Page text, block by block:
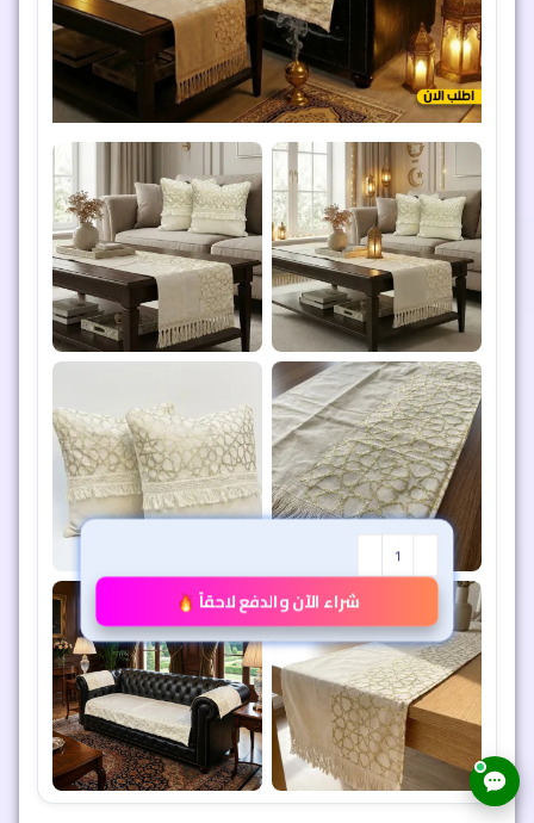
شراء الآن والدفع لاحقاً